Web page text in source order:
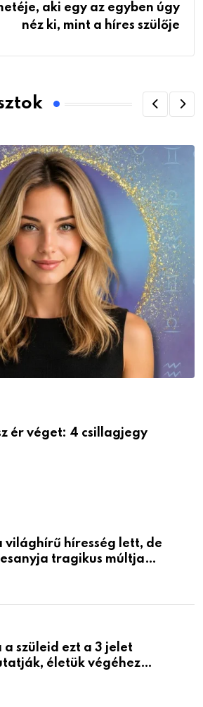
aki egy az egyben úgy
néz ki, mint a híres szülője
ér véget: 4 csillagjegy
világhírű híresség lett, de
tragikus múltja
a szüleid ezt a 3 jelet
életük végéhez